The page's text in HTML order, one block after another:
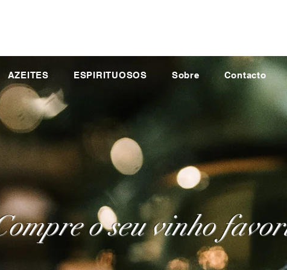
AZEITES ESPIRITUOSOS Sobre Contacto
o seu vinho